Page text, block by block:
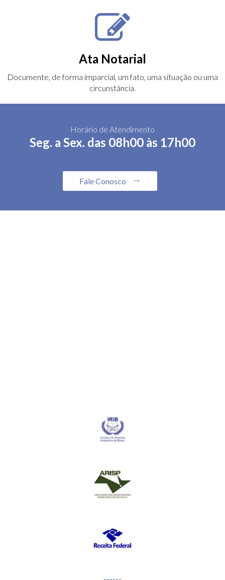
Ata Notarial
Documente, de forma imparcial, um fato, uma situação ou uma
circunstância.
Horário de Atendimento
Seg. a Sex. das 08h00 às 17h00
Fale Conosco